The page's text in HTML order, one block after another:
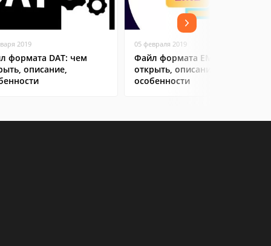
2019
формата DAT: чем
описание,
05 февраля 2019
Файл формата EML: чем
открыть, описание,
особенности